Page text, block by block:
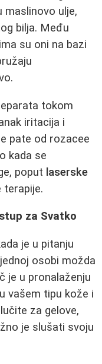
ulje,
bilja. Među
su oni na bazi
tokom
iritacija i
pate od rozacee
kada se
poput laserske
terapije.
za Svatko
je u pitanju
osobi možda
je u pronalaženju
vašem tipu kože i
za gelove,
je slušati svoju